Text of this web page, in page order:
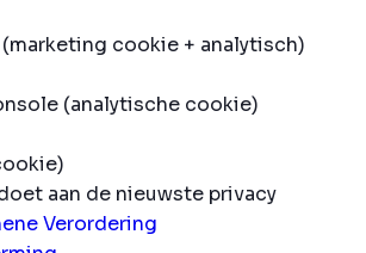
cookie + analytisch)
(analytische cookie)
aan de nieuwste privacy
Verordering